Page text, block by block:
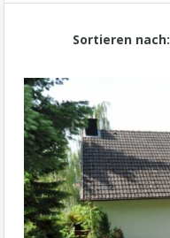
Sortieren nach: